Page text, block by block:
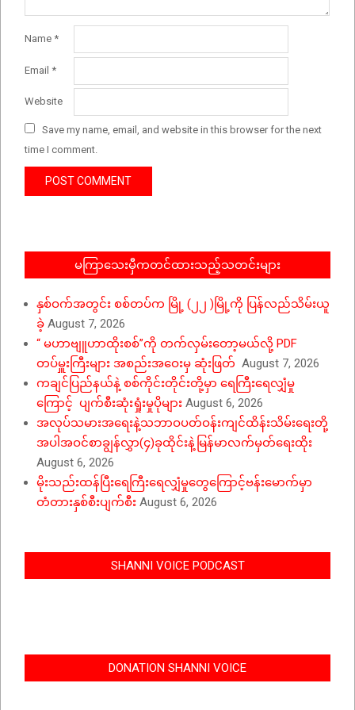
Name *
Email *
Website
Save my name, email, and website in this browser for the next
time I comment.
မကြာသေးမှီကတင်ထားသည့်သတင်းများ
နှစ်ဝက်အတွင်း စစ်တပ်က မြို့ (၂၂ )မြို့ကို ပြန်လည်သိမ်းယူ
ခဲ့ August 7, 2026
“ မဟာဗျူဟာထိုးစစ်”ကို တက်လှမ်းတော့မယ်လို့ PDF
တပ်မှူးကြီးများ အစည်းအဝေးမှ ဆုံးဖြတ် August 7, 2026
ကချင်ပြည်နယ်နဲ့ စစ်ကိုင်းတိုင်းတို့မှာ ရေကြီးရေလျှံမှု
ကြောင့် ပျက်စီးဆုံးရှုံးမှုပိုများ August 6, 2026
အလုပ်သမားအရေးနဲ့သဘာဝပတ်ဝန်းကျင်ထိန်းသိမ်းရေးတို့
အပါအဝင်စာချွန်လွှာ(၄)ခုထိုင်းနဲ့မြန်မာလက်မှတ်ရေးထိုး
August 6, 2026
မိုးသည်းထန်ပြီးရေကြီးရေလျှံမှုတွေကြောင့်ဗန်းမောက်မှာ
တံတားနှစ်စီးပျက်စီး August 6, 2026
SHANNI VOICE PODCAST
DONATION SHANNI VOICE